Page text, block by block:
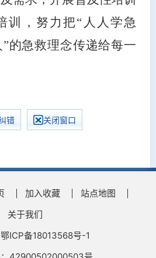
训，努力把“人人学急
的急救理念传递给每一
错 关闭窗口
加入收藏
站点地图
关于我们
ICP备18013568号-1